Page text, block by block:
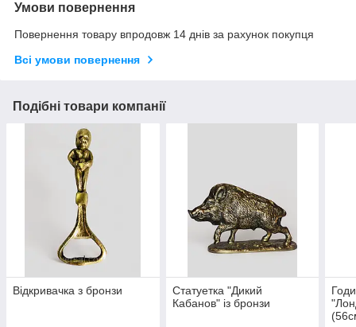
Умови повернення
Повернення товару впродовж 14 днів за рахунок покупця
Всі умови повернення
Подібні товари компанії
Відкривачка з бронзи
Статуетка "Дикий
Кабанов" із бронзи